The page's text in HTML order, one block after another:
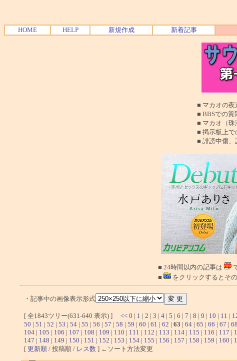
HOME HELP 新規作成 新着記事
■ マカオの夜遊び
■ BBSでの質問前に本
■ マカオ（珠海も一部
■ 掲示板上でのお仲間
■ 誹謗中傷、読む人を
■ 24時間以内の記事は
■
をクリックするとそ
・記事中の画像表示形式
[ 全1843ツリー(631-640 表示) ] << 0 | 1 | 2 | 3 | 4 | 5 | 6 | 7 | 8 | 9 | 10 | 11 |
50 | 51 | 52 | 53 | 54 | 55 | 56 | 57 | 58 | 59 | 60 | 61 | 62 | 63 | 64 | 65 | 66 | 67 | 68
104 | 105 | 106 | 107 | 108 | 109 | 110 | 111 | 112 | 113 | 114 | 115 | 116 | 117 |
147 | 148 | 149 | 150 | 151 | 152 | 153 | 154 | 155 | 156 | 157 | 158 | 159 | 160 |
[ 更新順 / 投稿順 / レス数 ] ←ソート方法変更